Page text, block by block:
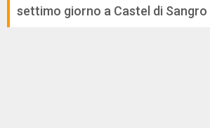
settimo giorno a Castel di Sangro